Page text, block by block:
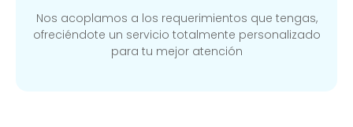
Nos acoplamos a los requerimientos que tengas,
ofreciéndote un servicio totalmente personalizado
para tu mejor atención